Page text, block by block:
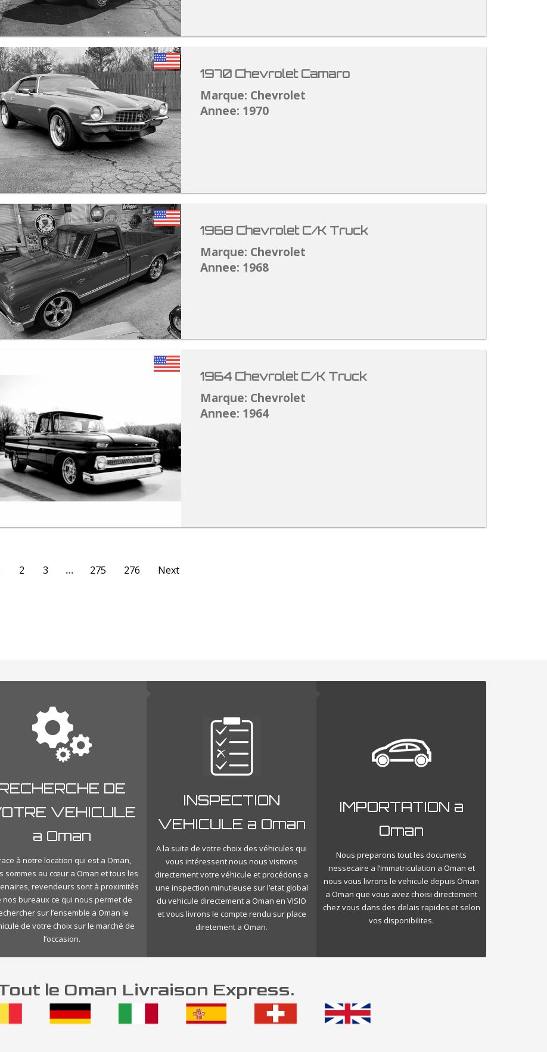
1970 Chevrolet Camaro
Marque: Chevrolet
Annee: 1970
1968 Chevrolet C/K Truck
Marque: Chevrolet
Annee: 1968
1964 Chevrolet C/K Truck
Marque: Chevrolet
Annee: 1964
2 3 … 275 276 Next
DE
VEHICULE
a Oman
à notre location qui est a Oman,
sommes au cœur a Oman et tous les
revendeurs sont à proximités
nos bureaux ce qui nous permet de
sur l’ensemble a Oman le
de votre choix sur le marché de
l’occasion.
INSPECTION
VEHICULE a Oman
A la suite de votre choix des véhicules qui
vous intéressent nous nous visitons
directement votre véhicule et procédons a
une inspection minutieuse sur l’etat global
du vehicule directement a Oman en VISIO
et vous livrons le compte rendu sur place
diretement a Oman.
IMPORTATION a
Oman
Nous preparons tout les documents
nessecaire a l’immatriculation a Oman et
nous vous livrons le vehicule depuis Oman
a Oman que vous avez choisi directement
chez vous dans des delais rapides et selon
vos disponibilites.
le Oman Livraison Express.